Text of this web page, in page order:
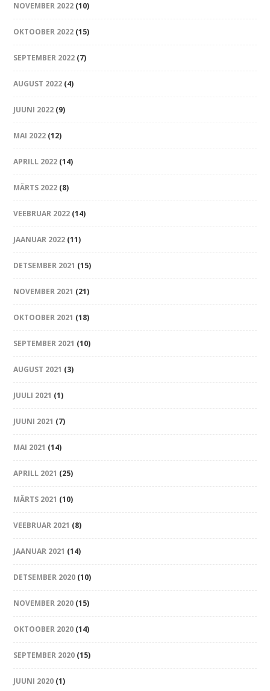
NOVEMBER 2022 (10)
OKTOOBER 2022 (15)
SEPTEMBER 2022 (7)
AUGUST 2022 (4)
JUUNI 2022 (9)
MAI 2022 (12)
APRILL 2022 (14)
MÄRTS 2022 (8)
VEEBRUAR 2022 (14)
JAANUAR 2022 (11)
DETSEMBER 2021 (15)
NOVEMBER 2021 (21)
OKTOOBER 2021 (18)
SEPTEMBER 2021 (10)
AUGUST 2021 (3)
JUULI 2021 (1)
JUUNI 2021 (7)
MAI 2021 (14)
APRILL 2021 (25)
MÄRTS 2021 (10)
VEEBRUAR 2021 (8)
JAANUAR 2021 (14)
DETSEMBER 2020 (10)
NOVEMBER 2020 (15)
OKTOOBER 2020 (14)
SEPTEMBER 2020 (15)
JUUNI 2020 (1)